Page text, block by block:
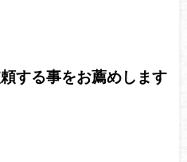
する事をお薦めします